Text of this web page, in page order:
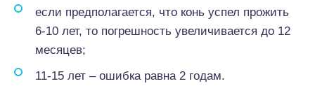
если предполагается, что конь успел прожить
6-10 лет, то погрешность увеличивается до 12
месяцев;
11-15 лет – ошибка равна 2 годам.